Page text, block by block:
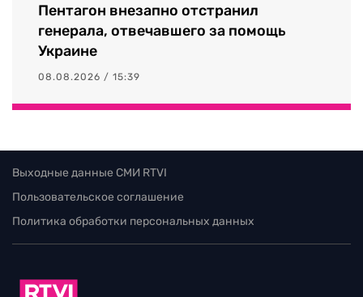
Пентагон внезапно отстранил
генерала, отвечавшего за помощь
Украине
08.08.2026 / 15:39
Выходные данные СМИ RTVI
Пользовательское соглашение
Политика обработки персональных данных